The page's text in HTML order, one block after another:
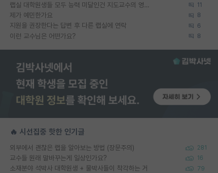
랩실 대학원생들 모두 능력 미달인건 지도교수의 영향 아닌가? 11
제가 예민한가요 8
지원을 권장한다는 답변 후 다른 랩실에 연락 6
이런 교수님은 어떤가요? 8
🔥 시선집중 핫한 인기글
외부에서 괜찮은 랩을 알아보는 방법 (장문주의) 281
교수들 원래 말바꾸는게 일상인가요? 16
소재분야 석박사 대학원생 + 물박사들이 착각하는 거 79